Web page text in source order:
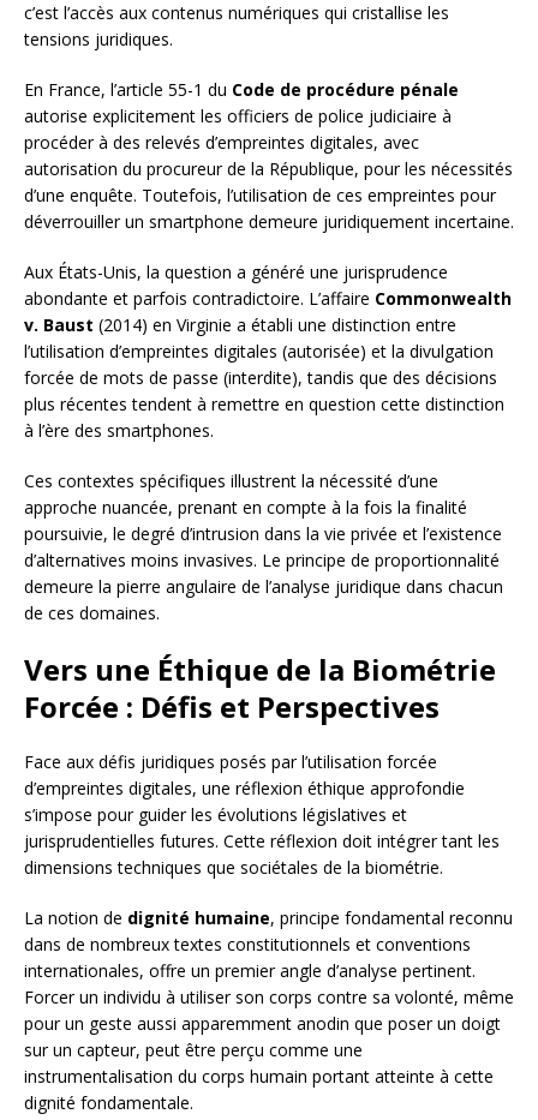
c’est l’accès aux contenus numériques qui cristallise les
tensions juridiques.
En France, l’article 55-1 du Code de procédure pénale
autorise explicitement les officiers de police judiciaire à
procéder à des relevés d’empreintes digitales, avec
autorisation du procureur de la République, pour les nécessités
d’une enquête. Toutefois, l’utilisation de ces empreintes pour
déverrouiller un smartphone demeure juridiquement incertaine.
Aux États-Unis, la question a généré une jurisprudence
abondante et parfois contradictoire. L’affaire Commonwealth
v. Baust (2014) en Virginie a établi une distinction entre
l’utilisation d’empreintes digitales (autorisée) et la divulgation
forcée de mots de passe (interdite), tandis que des décisions
plus récentes tendent à remettre en question cette distinction
à l’ère des smartphones.
Ces contextes spécifiques illustrent la nécessité d’une
approche nuancée, prenant en compte à la fois la finalité
poursuivie, le degré d’intrusion dans la vie privée et l’existence
d’alternatives moins invasives. Le principe de proportionnalité
demeure la pierre angulaire de l’analyse juridique dans chacun
de ces domaines.
Vers une Éthique de la Biométrie
Forcée : Défis et Perspectives
Face aux défis juridiques posés par l’utilisation forcée
d’empreintes digitales, une réflexion éthique approfondie
s’impose pour guider les évolutions législatives et
jurisprudentielles futures. Cette réflexion doit intégrer tant les
dimensions techniques que sociétales de la biométrie.
La notion de dignité humaine, principe fondamental reconnu
dans de nombreux textes constitutionnels et conventions
internationales, offre un premier angle d’analyse pertinent.
Forcer un individu à utiliser son corps contre sa volonté, même
pour un geste aussi apparemment anodin que poser un doigt
sur un capteur, peut être perçu comme une
instrumentalisation du corps humain portant atteinte à cette
dignité fondamentale.